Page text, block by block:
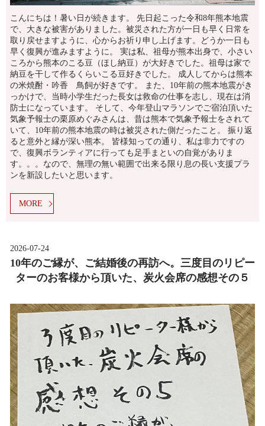
こんにちは！暑い日が続きます。 先日起こった令和8年熊本地震
で、大きな被害がありました。被災された方が一日も早く日常を
取り戻せますように、心からお祈り申し上げます。どうか一日も
早く復興が進みますように。 実は私、祖母が熊本出身で、小さい
ころから熊本のこる豆（ほし納豆）が大好きでした。祖母は家で
納豆を干して作るくらいこる豆好きでした。 成人してからは熊本
の米焼酎・吟香 鳥飼が好きです。 また、10年前の熊本地震がき
っかけで、当時小学生だった長女は救命の仕事を志し、現在は消
防士になっています。 そして、今年登山マラソンでご宿泊頂いた
気象予報士の栗原めぐみさんは、昔は熊本で気象予報士をされて
いて、10年前の熊本地震の時は被災された側だったこと。 振り返
ると意外と縁が深い熊本。 皆様知っての通り、私は非力ですの
で、復興ボランティアに行っても足手まといの自覚がありま
す。。。なので、無理の無い範囲で出来る限り息の長い支援プラ
ンを新設したいと思います。
MORE
2026-07-24
10年のご縁が、ご結婚後の再訪へ。三度目のリピー
ターのお客様から頂いた、炭火会席の感想その５